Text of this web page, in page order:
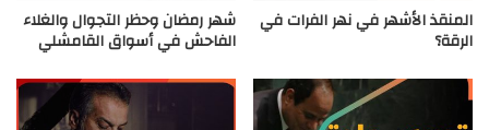
المنقذ الأشهر في نهر الفرات في
الرقة؟
شهر رمضان وحظر التجوال والغلاء
الفاحش في أسواق القامشلي